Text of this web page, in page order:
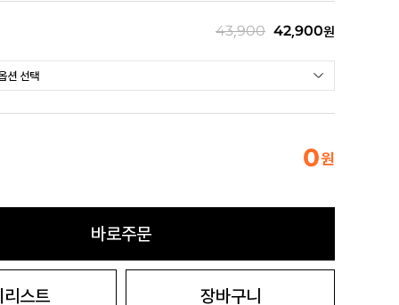
43,900 42,900원
0원
바로주문
리스트 장바구니